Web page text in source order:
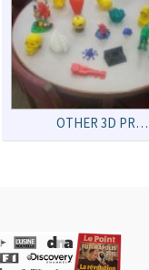
OTHER 3D PR…